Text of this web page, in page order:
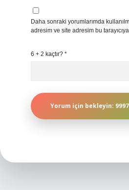
Daha sonraki yorumlarımda
adresim ve site adresim bu
6 + 2 kaçtır? *